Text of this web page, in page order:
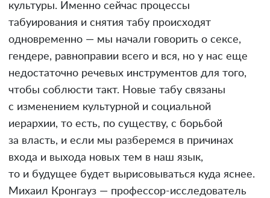
культуры. Именно сейчас процессы
табуирования и снятия табу происходят
одновременно — мы начали говорить о сексе,
гендере, равноправии всего и вся, но у нас еще
недостаточно речевых инструментов для того,
чтобы соблюсти такт. Новые табу связаны
с изменением культурной и социальной
иерархии, то есть, по существу, с борьбой
за власть, и если мы разберемся в причинах
входа и выхода новых тем в наш язык,
то и будущее будет вырисовываться куда яснее.
Михаил Кронгауз — профессор-исследователь